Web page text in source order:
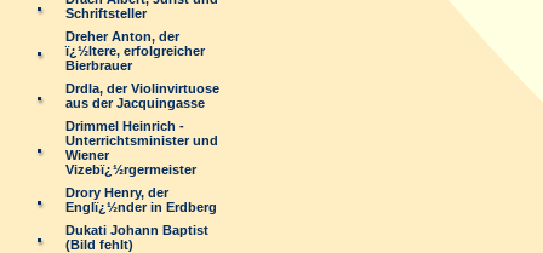
Schriftsteller
Dreher Anton, der
ï¿½ltere, erfolgreicher
Bierbrauer
Drdla, der Violinvirtuose
aus der Jacquingasse
Drimmel Heinrich -
Unterrichtsminister und
Wiener
Vizebï¿½rgermeister
Drory Henry, der
Englï¿½nder in Erdberg
Dukati Johann Baptist
(Bild fehlt)